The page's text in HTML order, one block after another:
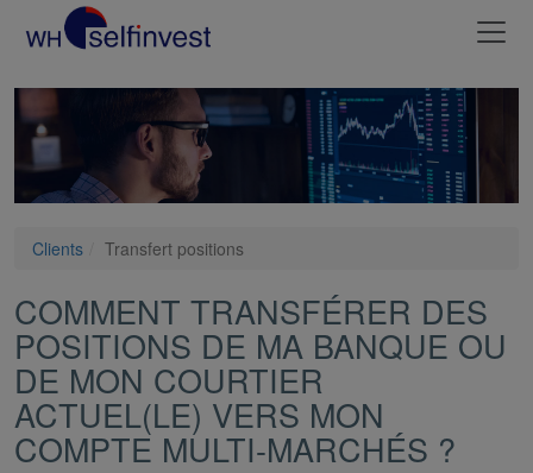
Clients Transfert positions
COMMENT TRANSFÉRER DES
POSITIONS DE MA BANQUE OU
DE MON COURTIER
ACTUEL(LE) VERS MON
COMPTE MULTI-MARCHÉS ?